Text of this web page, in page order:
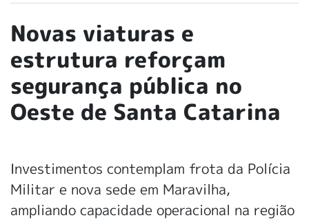
Novas viaturas e
estrutura reforçam
segurança pública no
Oeste de Santa Catarina
Investimentos contemplam frota da Polícia
Militar e nova sede em Maravilha,
ampliando capacidade operacional na região